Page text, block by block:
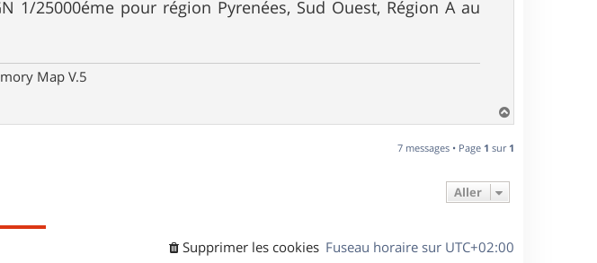
1/25000éme pour région Pyrenées, Sud Ouest, Région A au
Map V.5
a
t
7 messages • Page 1 sur 1
Aller
Fuseau horaire sur UTC+02:00
Supprimer les cookies